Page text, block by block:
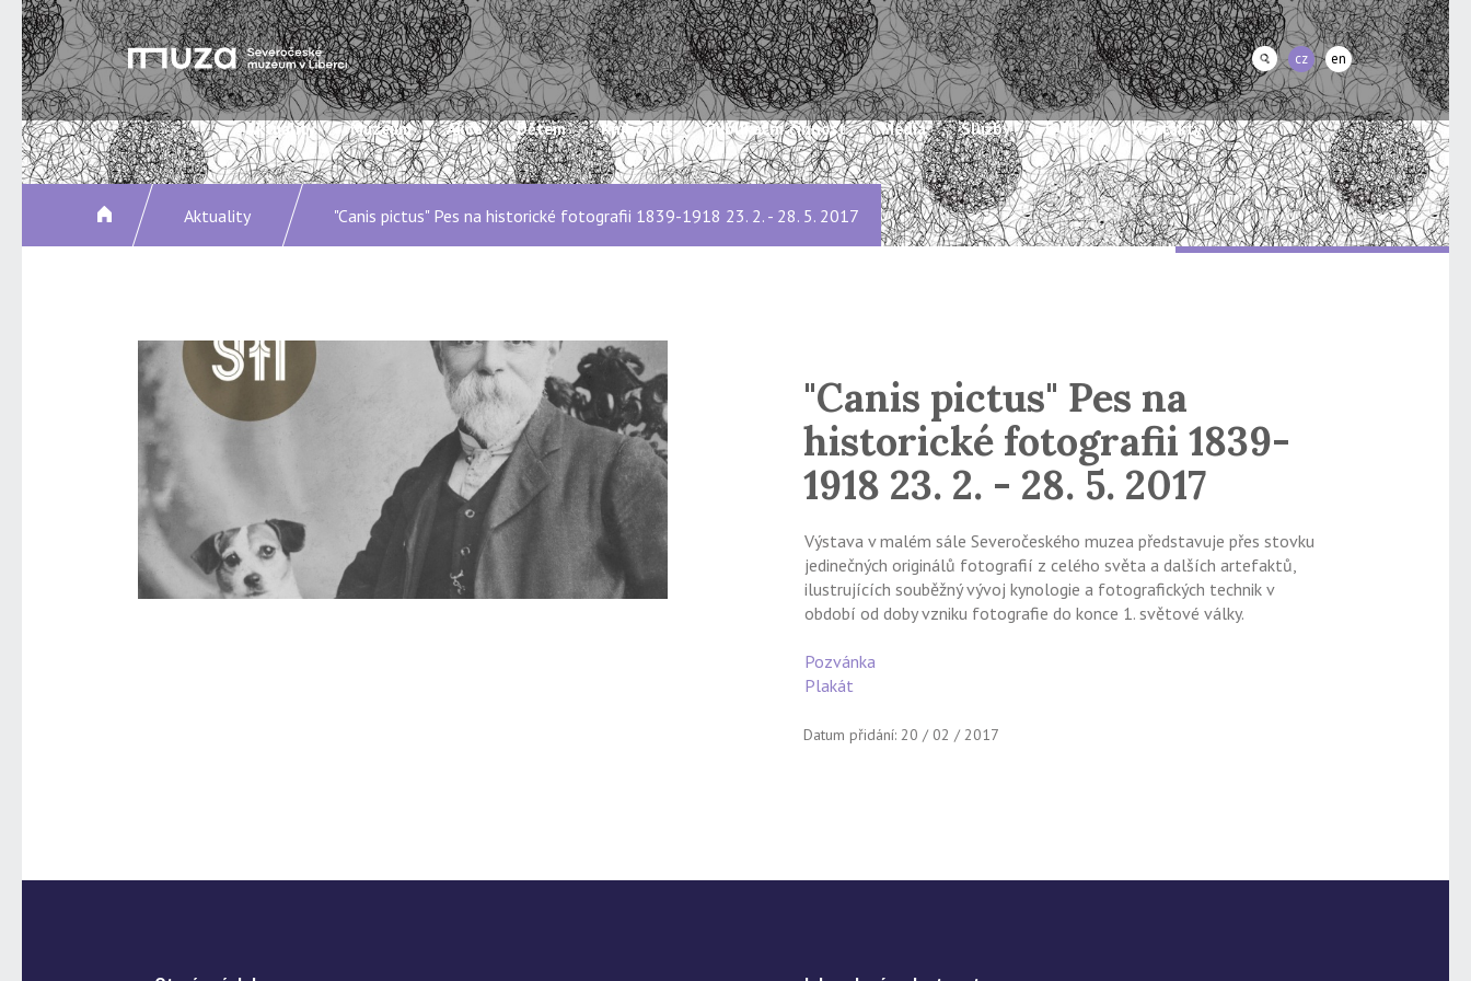
cz en
Aktuality Muzeum Akce Dětem Knihovna Publikační činnost Média Služby E-shop Kontakty
Aktuality "Canis pictus" Pes na historické fotografii 1839-1918 23. 2. - 28. 5. 2017
"Canis pictus" Pes na
historické fotografii 1839-
1918 23. 2. - 28. 5. 2017
Výstava v malém sále Severočeského muzea představuje přes stovku
jedinečných originálů fotografií z celého světa a dalších artefaktů,
ilustrujících souběžný vývoj kynologie a fotografických technik v
období od doby vzniku fotografie do konce 1. světové války.
Pozvánka
Plakát
Datum přidání: 20 / 02 / 2017